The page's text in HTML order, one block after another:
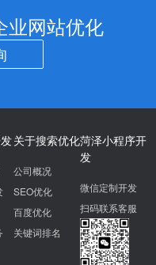
业网站优化
关于搜索优化
公司概况
SEO优化
百度优化
关键词排名
菏泽小程序开
发
微信定制开发
扫码联系客服